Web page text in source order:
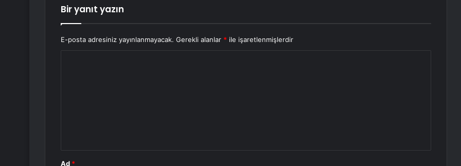
Bir yanıt yazın
E-posta adresiniz yayınlanmayacak. Gerekli alanlar * ile işaretlenmişlerdir
Ad *